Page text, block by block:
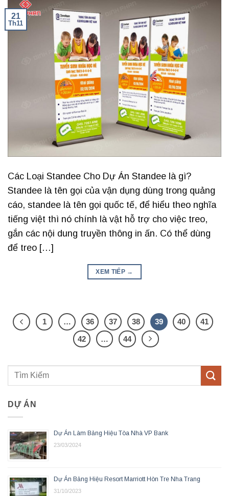
21
Th11
Các Loại Standee Cho Dự Án Standee là gì?
Standee là tên gọi của vận dụng dùng trong quảng
cáo, standee là tên gọi quốc tế, để hiểu theo nghĩa
tiếng việt thì nó chính là vật hỗ trợ cho việc treo,
gắn các nội dung truyền thông in ấn. Có thể dùng
để treo […]
XEM TIẾP →
1 … 36 37 38 39 40
41
42
… 44
DỰ ÁN
Dự Án Làm Bảng Hiệu Tòa Nhà VP Bank
23/03/2024
Dự Án Bảng Hiệu Resort Marriott Hòn Tre Nha Trang
31/10/2023